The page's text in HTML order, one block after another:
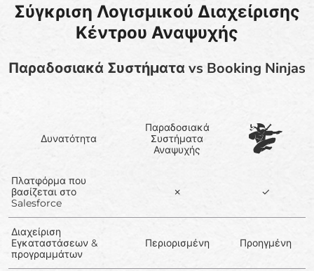
Σύγκριση Λογισμικού Διαχείρισης
Κέντρου Αναψυχής
Παραδοσιακά Συστήματα vs Booking Ninjas
Δυνατότητα
Παραδοσιακά
Συστήματα
Αναψυχής
Πλατφόρμα που
βασίζεται στο
Salesforce
✗ ✓
Διαχείριση
Εγκαταστάσεων &
προγραμμάτων
Περιορισμένη Προηγμένη